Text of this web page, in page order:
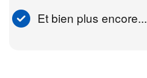
Et bien plus encore...